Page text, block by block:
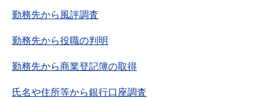
勤務先から風評調査
勤務先から役職の判明
勤務先から商業登記簿の取得
氏名や住所等から銀行口座調査